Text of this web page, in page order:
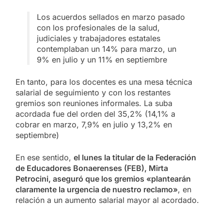
Los acuerdos sellados en marzo pasado
con los profesionales de la salud,
judiciales y trabajadores estatales
contemplaban un 14% para marzo, un
9% en julio y un 11% en septiembre
En tanto, para los docentes es una mesa técnica
salarial de seguimiento y con los restantes
gremios son reuniones informales. La suba
acordada fue del orden del 35,2% (14,1% a
cobrar en marzo, 7,9% en julio y 13,2% en
septiembre)
En ese sentido, el lunes la titular de la Federación
de Educadores Bonaerenses (FEB), Mirta
Petrocini, aseguró que los gremios «plantearán
claramente la urgencia de nuestro reclamo», en
relación a un aumento salarial mayor al acordado.